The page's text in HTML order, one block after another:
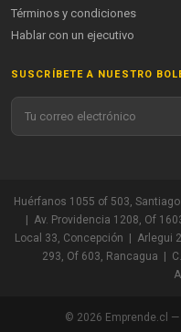
Términos y condiciones
Hablar con un ejecutivo
SUSCRÍBETE A NUESTRO
Huérfanos 1055 of 503,
| Av. Providencia 1208, Of
Local 33, Concepción | Arlegui
293, Of 603, Rancagua |
© 2026 Emprende.cl